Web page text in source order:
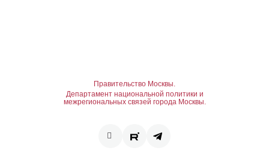
Правительство Москвы.
Департамент национальной политики и
межрегиональных связей города Москвы.